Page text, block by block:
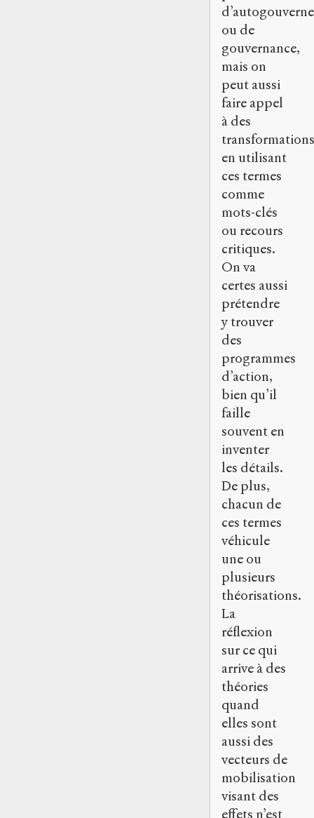
ou de
gouvernance,
mais on
peut aussi
faire appel
à des
transformations
en utilisant
ces termes
comme
mots-clés
ou recours
critiques.
On va
certes aussi
prétendre
y trouver
des
programmes
d’action,
bien qu’il
faille
souvent en
inventer
les détails.
De plus,
chacun de
ces termes
véhicule
une ou
plusieurs
théorisations.
La
réflexion
sur ce qui
arrive à des
théories
quand
elles sont
aussi des
vecteurs de
mobilisation
visant des
effets n’est